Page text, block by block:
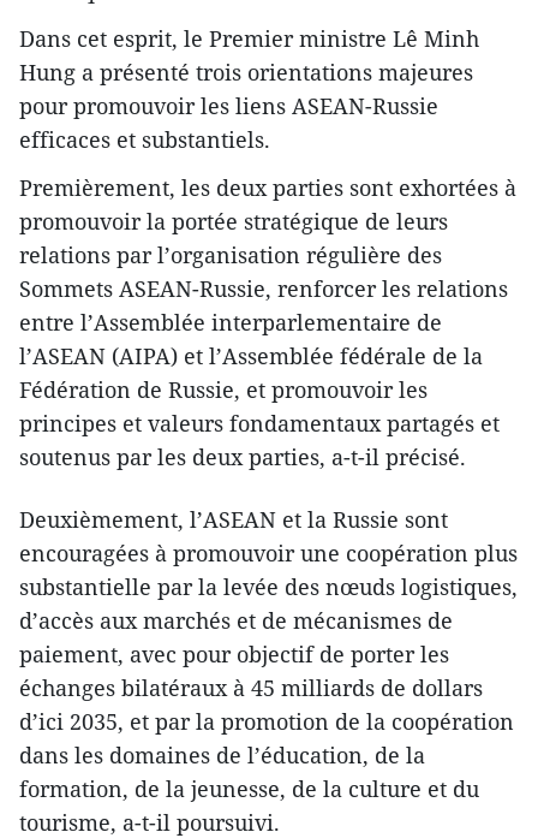
Dans cet esprit, le Premier ministre Lê Minh
Hung a présenté trois orientations majeures
pour promouvoir les liens ASEAN-Russie
efficaces et substantiels.
Premièrement, les deux parties sont exhortées à
promouvoir la portée stratégique de leurs
relations par l’organisation régulière des
Sommets ASEAN-Russie, renforcer les relations
entre l’Assemblée interparlementaire de
l’ASEAN (AIPA) et l’Assemblée fédérale de la
Fédération de Russie, et promouvoir les
principes et valeurs fondamentaux partagés et
soutenus par les deux parties, a-t-il précisé.
Deuxièmement, l’ASEAN et la Russie sont
encouragées à promouvoir une coopération plus
substantielle par la levée des nœuds logistiques,
d’accès aux marchés et de mécanismes de
paiement, avec pour objectif de porter les
échanges bilatéraux à 45 milliards de dollars
d’ici 2035, et par la promotion de la coopération
dans les domaines de l’éducation, de la
formation, de la jeunesse, de la culture et du
tourisme, a-t-il poursuivi.